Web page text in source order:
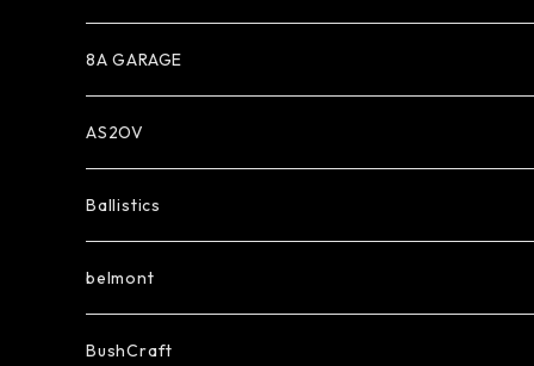
8A GARAGE
AS2OV
Ballistics
belmont
BushCraft